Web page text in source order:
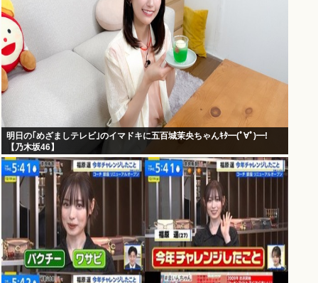
明日の｢めざましテレビ｣のイマドキに五百城茉央ちゃんｷﾀ━(ﾟ∀ﾟ)━!
【乃木坂46】